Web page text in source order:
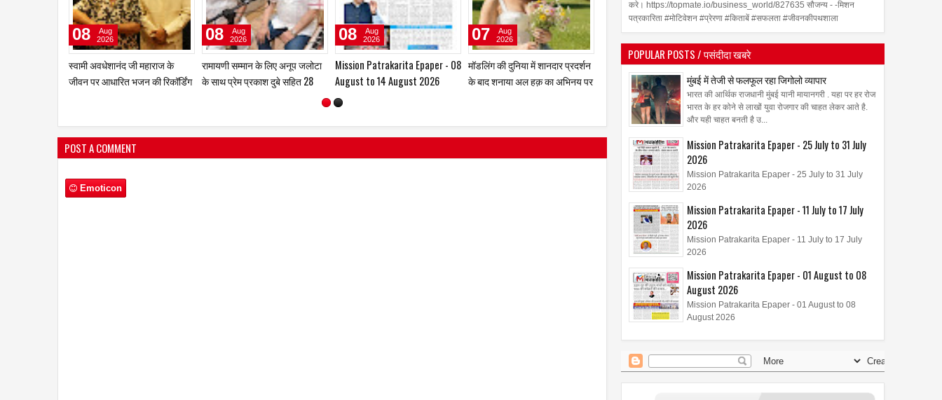
itel ने नया फीचर फोन Ace 3 Heera
लॉन्च किया
06
Aug
2026
boAt और Spotify Premium ने
बेहतर म्यूज़िक अनुभव देने के लिए की
06
Aug
2026
स्वामी अवधेशानंद जी महाराज के
जीवन पर आधारित भजन की रिकॉर्डिंग
सम्पन्न
08
Aug
2026
रामायणी सम्मान के लिए अनूप जलोटा
के साथ प्रेम प्रकाश दुबे सहित 28
08
Aug
2026
Mission Patrakarita Epaper - 08
August to 14 August 2026
08
Aug
मॉडलिंग की दुनिया में शानदार प्रदर्शन
के बाद शनाया अल हक़ का अभिनय पर
है पूरा ध्यान
07
Aug
POST A COMMENT
Emoticon
करे। https://topmate.io/business_world/827635 सौजन्य - -मिशन
पत्रकारिता #मोटिवेशन #प्रेरणा #किताबें #सफलता #जीवनकीपथशाला
POPULAR POSTS / पसंदीदा खबरे
मुंबई में तेजी से फलफूल रहा जिगोलो व्यापार
भारत की आर्थिक राजधानी मुंबई यानी मायानगरी . यहा पर हर रोज
भारत के हर कोने से लाखों युवा रोजगार की चाहत लेकर आते है.
और यही चाहत बनती है उ...
Mission Patrakarita Epaper - 25 July to 31 July
2026
Mission Patrakarita Epaper - 25 July to 31 July
2026
Mission Patrakarita Epaper - 11 July to 17 July
2026
Mission Patrakarita Epaper - 11 July to 17 July
2026
Mission Patrakarita Epaper - 01 August to 08
August 2026
Mission Patrakarita Epaper - 01 August to 08
August 2026